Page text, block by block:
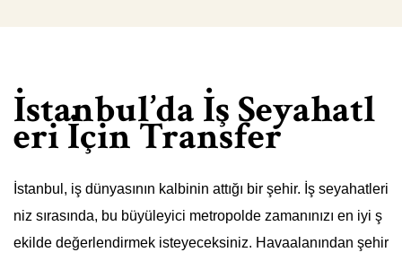
İstanbul’da İş Seyahatl
eri İçin Transfer
İstanbul, iş dünyasının kalbinin attığı bir şehir. İş seyahatleri
niz sırasında, bu büyüleyici metropolde zamanınızı en iyi ş
ekilde değerlendirmek isteyeceksiniz. Havaalanından şehir